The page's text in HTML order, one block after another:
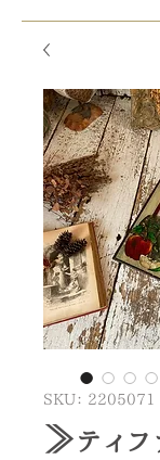
SKU： 2205071
≫ティフ